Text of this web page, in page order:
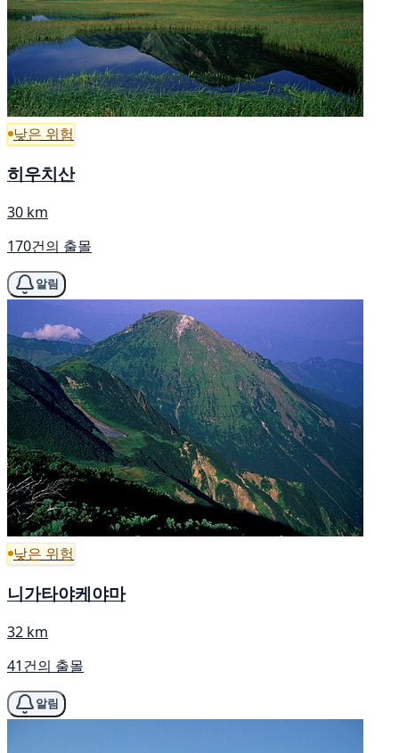
낮은 위험
히우치산
30 km
170건의 출몰
알림
낮은 위험
니가타야케야마
32 km
41건의 출몰
알림